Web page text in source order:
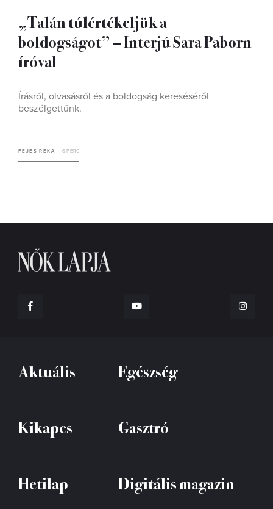
„Talán túlértékeljük a
boldogságot” – Interjú Sara Paborn
íróval
Írásról, olvasásról és a boldogság kereséséről
beszélgettünk.
FEJES RÉKA 6 PERC
Aktuális Egészség
Kikapcs Gasztró
Hetilap Digitális magazin